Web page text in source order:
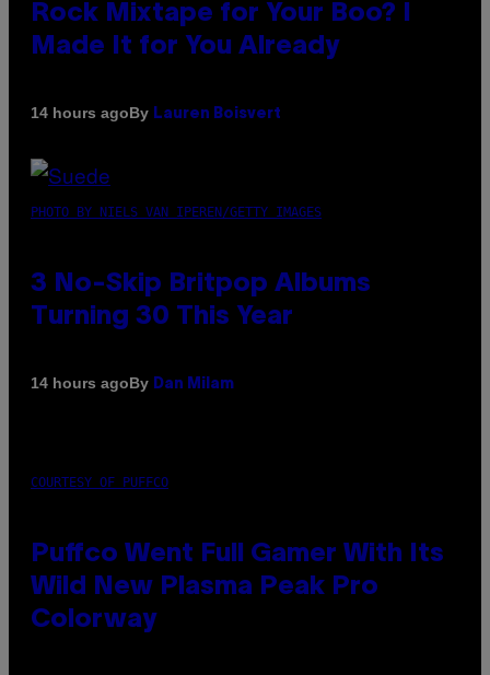
Rock Mixtape for Your Boo? I
Made It for You Already
14 hours agoBy Lauren Boisvert
PHOTO BY NIELS VAN IPEREN/GETTY IMAGES
3 No-Skip Britpop Albums
Turning 30 This Year
14 hours agoBy Dan Milam
COURTESY OF PUFFCO
Puffco Went Full Gamer With Its
Wild New Plasma Peak Pro
Colorway